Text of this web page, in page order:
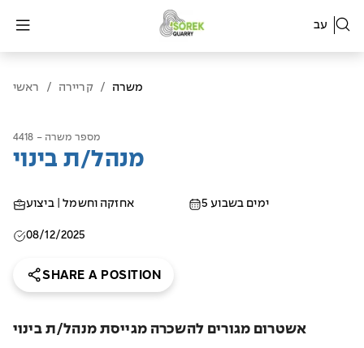
עב
ראשי / קריירה / משרה
מספר משרה - 4418
מנהל/ת בינוי
אחזקה וחשמל | ביצוע 5 ימים בשבוע
08/12/2025
SHARE A POSITION